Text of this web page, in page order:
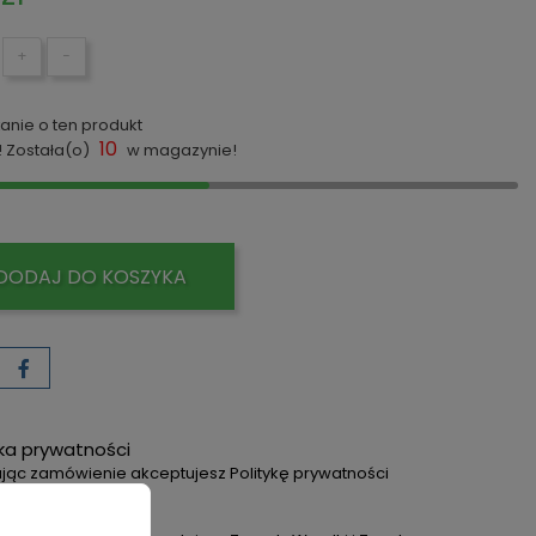
+ −
o ten produkt
Została(o) 10 w magazynie!
DO KOSZYKA
prywatności
zamówienie akceptujesz Politykę prywatności